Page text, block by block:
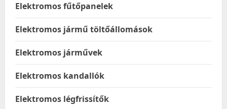
Elektromos fűtőpanelek
Elektromos jármű töltőállomások
Elektromos járművek
Elektromos kandallók
Elektromos légfrissítők